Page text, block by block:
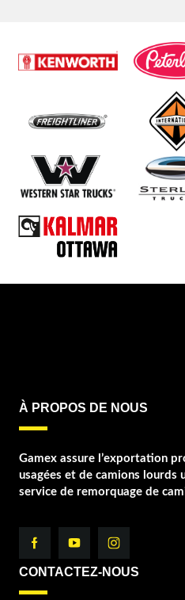
À PROPOS DE NOUS
Gamex assure l’exportation
usagées et de camions lourds
service de remorquage de
CONTACTEZ-NOUS